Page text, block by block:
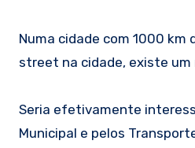
Numa cidade com 1000
street na cidade, existe um
Seria efetivamente
Municipal e pelos